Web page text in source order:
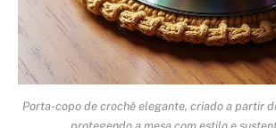
Porta-copo de crochê elegante, criado a partir